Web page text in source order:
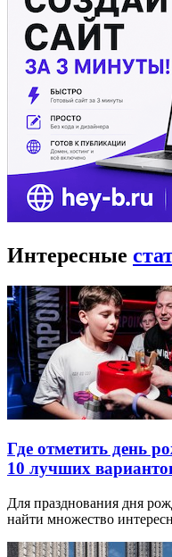
Интересные
Где отметить день
10 лучших
Для празднования дня
найти множество